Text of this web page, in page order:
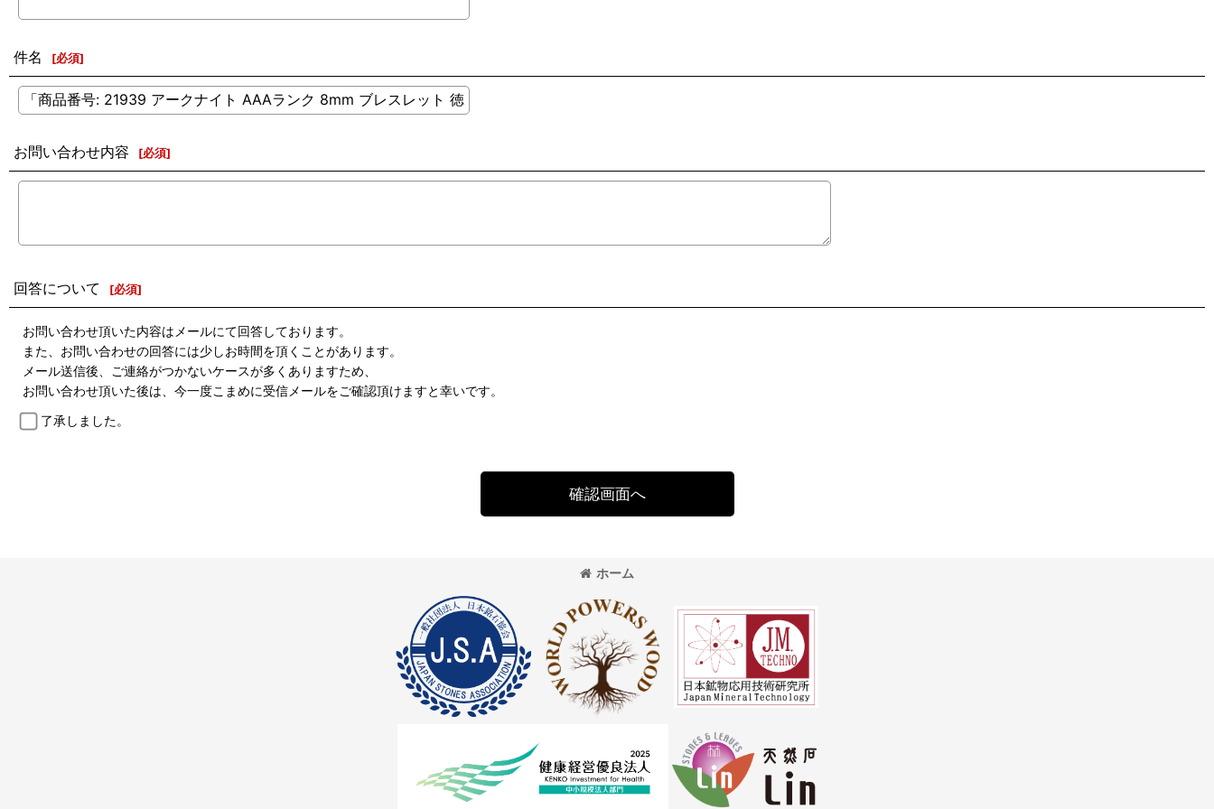
件名 [必須]
お問い合わせ内容 [必須]
回答について [必須]
お問い合わせ頂いた内容はメールにて回答しております。
また、お問い合わせの回答には少しお時間を頂くことがあります。
メール送信後、ご連絡がつかないケースが多くありますため、
お問い合わせ頂いた後は、今一度こまめに受信メールをご確認頂けますと幸いです。
了承しました。
確認画面へ
ホーム